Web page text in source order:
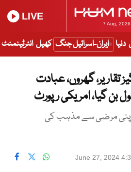
7 Aug, 2026
LIVE
دنیا ایران-اسرائیل جنگ کھیل انٹرٹینمنٹ
تقاریر، گھروں، عبادت
بن گیا، امریکی رپورٹ
اپنی مرضی سے مذہب کی
June 27, 2024